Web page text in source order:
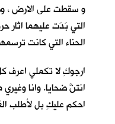
و سقطت على الارض ،
التي بَدَت عليهما
الحناء التي كانت
ارجوكِ لا تكملي اعرف
انتنَّ ضحايا. وانا
احكم عليكِ بل لأطلب